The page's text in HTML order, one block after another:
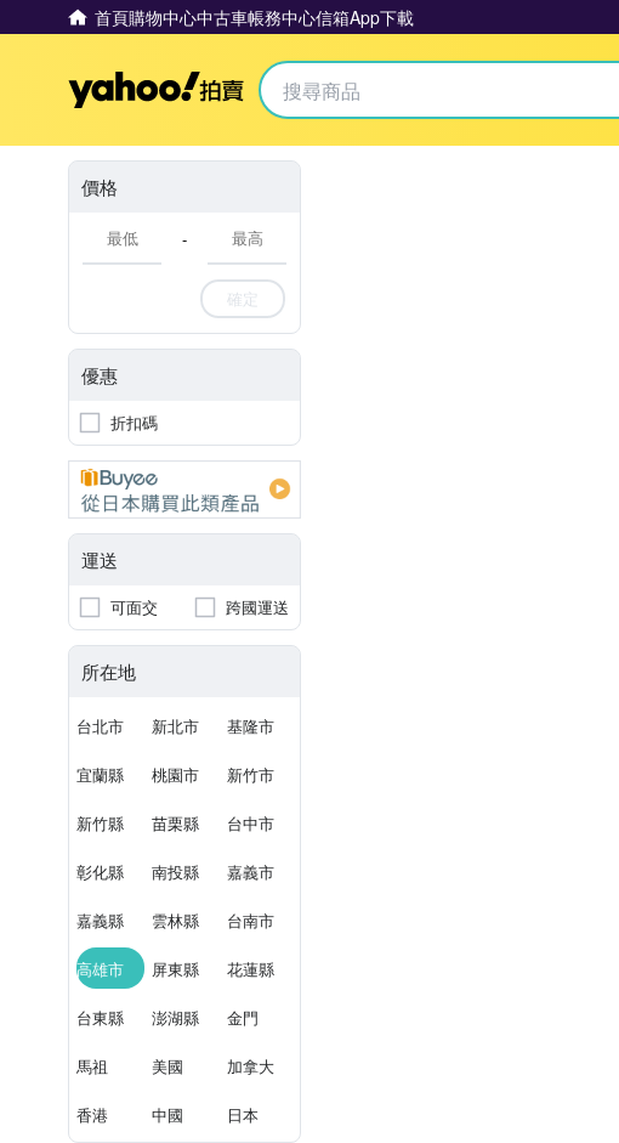
首頁購物中心中古車帳務中心信箱App下載
Yahoo拍賣
價格
-
確定
優惠
折扣碼
運送
可面交 跨國運送
所在地
台北市 新北市 基隆市
宜蘭縣 桃園市 新竹市
新竹縣 苗栗縣 台中市
彰化縣 南投縣 嘉義市
嘉義縣 雲林縣 台南市
高雄市 屏東縣 花蓮縣
台東縣 澎湖縣 金門
馬祖 美國 加拿大
香港 中國 日本